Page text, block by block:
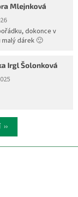
Mlejnková
obchodu je 5 z 5
dokonce v
malý dárek 🙂
Irgl Šolonková
obchodu je 5 z 5